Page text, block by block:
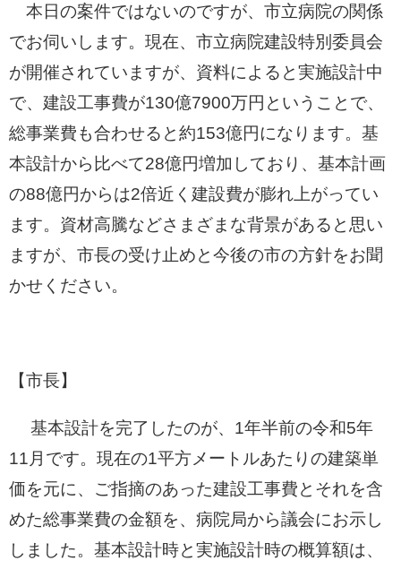
本日の案件ではないのですが、市立病院の関係
でお伺いします。現在、市立病院建設特別委員会
が開催されていますが、資料によると実施設計中
で、建設工事費が130億7900万円ということで、
総事業費も合わせると約153億円になります。基
本設計から比べて28億円増加しており、基本計画
の88億円からは2倍近く建設費が膨れ上がってい
ます。資材高騰などさまざまな背景があると思い
ますが、市長の受け止めと今後の市の方針をお聞
かせください。
【市長】
基本設計を完了したのが、1年半前の令和5年
11月です。現在の1平方メートルあたりの建築単
価を元に、ご指摘のあった建設工事費とそれを含
めた総事業費の金額を、病院局から議会にお示し
しました。基本設計時と実施設計時の概算額は、